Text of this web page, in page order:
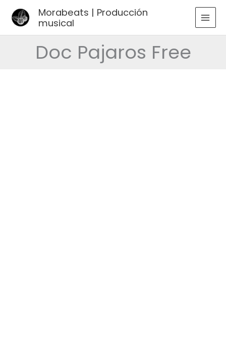
Morabeats | Producción
musical
Doc Pajaros Free